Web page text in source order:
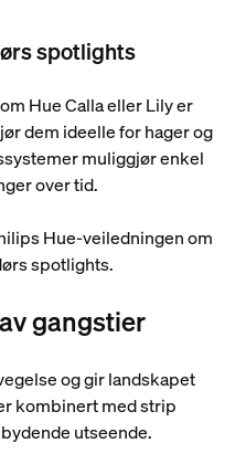
spotlights
Hue Calla eller Lily er
dem ideelle for hager og
muliggjør enkel
over tid.
Hue-veiledningen om
spotlights.
gangstier
og gir landskapet
kombinert med strip
utseende.